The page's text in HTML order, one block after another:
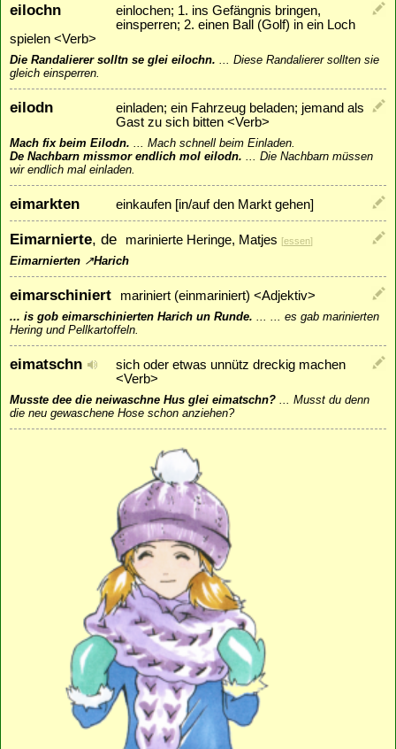
eilochn
einlochen; 1. ins Gefängnis bringen,
einsperren; 2. einen Ball (Golf) in ein Loch
spielen <Verb>
Die Randalierer solltn se glei eilochn. ... Diese Randalierer sollten sie
gleich einsperren.
eilodn
einladen; ein Fahrzeug beladen; jemand als
Gast zu sich bitten <Verb>
Mach fix beim Eilodn. ... Mach schnell beim Einladen.
De Nachbarn missmor endlich mol eilodn. ... Die Nachbarn müssen
wir endlich mal einladen.
eimarkten einkaufen [in/auf den Markt gehen]
Eimarnierte, de marinierte Heringe, Matjes [essen]
Eimarnierten ↗Harich
eimarschiniert mariniert (einmariniert) <Adjektiv>
... is gob eimarschinierten Harich un Runde. ... ... es gab marinierten
Hering und Pellkartoffeln.
eimatschn
sich oder etwas unnütz dreckig machen
<Verb>
Musste dee die neiwaschne Hus glei eimatschn? ... Musst du denn
die neu gewaschene Hose schon anziehen?